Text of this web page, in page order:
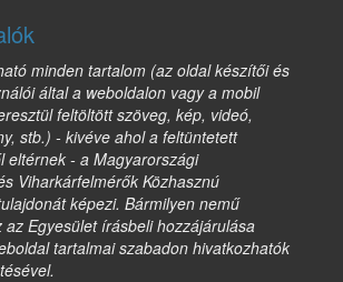
minden tartalom (az oldal készítői és
által a weboldalon vagy a mobil
feltöltött szöveg, kép, videó,
stb.) - kivéve ahol a feltüntetett
eltérnek - a Magyarországi
Viharkárfelmérők Közhasznú
képezi. Bármilyen nemű
az Egyesület írásbeli hozzájárulása
tartalmai szabadon hivatkozhatók